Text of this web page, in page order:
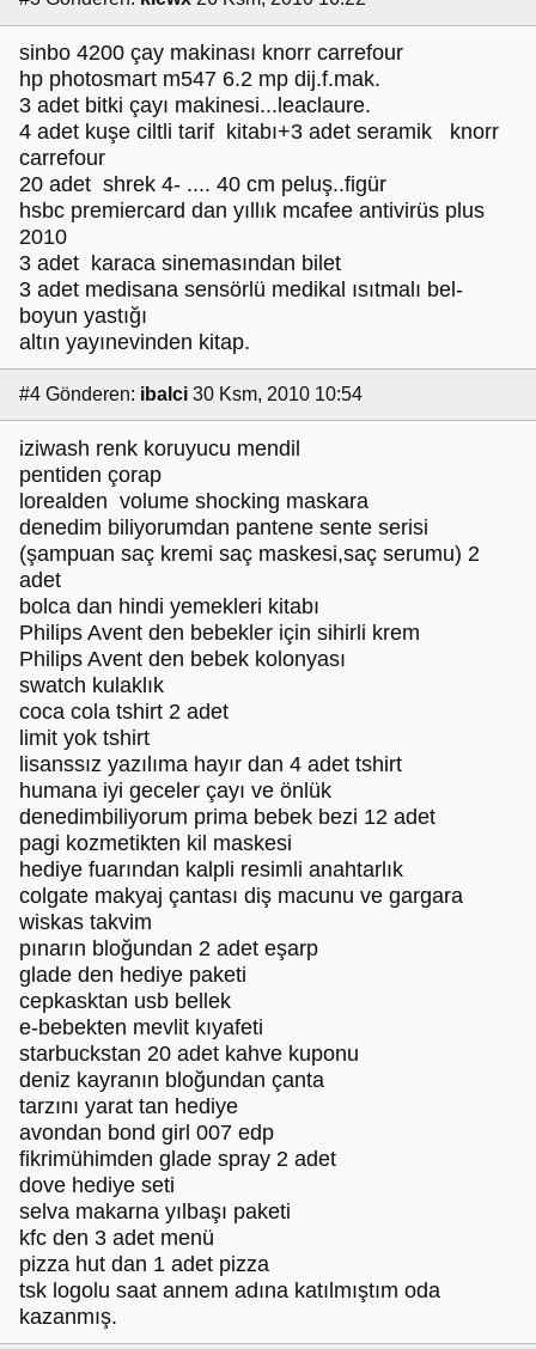
sinbo 4200 çay makinası knorr carrefour
hp photosmart m547 6.2 mp dij.f.mak.
3 adet bitki çayı makinesi...leaclaure.
4 adet kuşe ciltli tarif kitabı+3 adet seramik knorr
carrefour
20 adet shrek 4- .... 40 cm peluş..figür
hsbc premiercard dan yıllık mcafee antivirüs plus
2010
3 adet karaca sinemasından bilet
3 adet medisana sensörlü medikal ısıtmalı bel-
boyun yastığı
altın yayınevinden kitap.
#4 Gönderen: ibalci 30 Ksm, 2010 10:54
iziwash renk koruyucu mendil
pentiden çorap
lorealden volume shocking maskara
denedim biliyorumdan pantene sente serisi
(şampuan saç kremi saç maskesi,saç serumu) 2
adet
bolca dan hindi yemekleri kitabı
Philips Avent den bebekler için sihirli krem
Philips Avent den bebek kolonyası
swatch kulaklık
coca cola tshirt 2 adet
limit yok tshirt
lisanssız yazılıma hayır dan 4 adet tshirt
humana iyi geceler çayı ve önlük
denedimbiliyorum prima bebek bezi 12 adet
pagi kozmetikten kil maskesi
hediye fuarından kalpli resimli anahtarlık
colgate makyaj çantası diş macunu ve gargara
wiskas takvim
pınarın bloğundan 2 adet eşarp
glade den hediye paketi
cepkasktan usb bellek
e-bebekten mevlit kıyafeti
starbuckstan 20 adet kahve kuponu
deniz kayranın bloğundan çanta
tarzını yarat tan hediye
avondan bond girl 007 edp
fikrimühimden glade spray 2 adet
dove hediye seti
selva makarna yılbaşı paketi
kfc den 3 adet menü
pizza hut dan 1 adet pizza
tsk logolu saat annem adına katılmıştım oda
kazanmış.